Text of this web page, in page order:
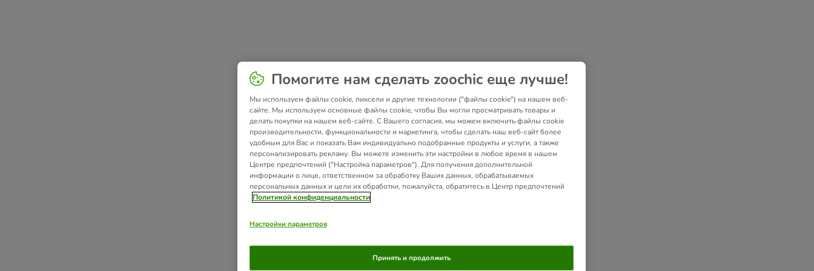
Помогите нам сделать zoochic еще лучше!
Мы используем файлы cookie, пиксели и другие технологии ("файлы cookie") на нашем веб-
сайте. Мы используем основные файлы cookie, чтобы Вы могли просматривать товары и
делать покупки на нашем веб-сайте. С Вашего согласия, мы можем включить файлы cookie
производительности, функциональности и маркетинга, чтобы сделать наш веб-сайт более
удобным для Вас и показать Вам индивидуально подобранные продукты и услуги, а также
персонализировать рекламу. Вы можете изменить эти настройки в любое время в нашем
Центре предпочтений ("Настройка параметров"). Для получения дополнительной
информации о лице, ответственном за обработку Ваших данных, обрабатываемых
персональных данных и цели их обработки, пожалуйста, обратитесь в Центр предпочтений
Политикой конфиденциальности
Настройки параметров
Принять и продолжить